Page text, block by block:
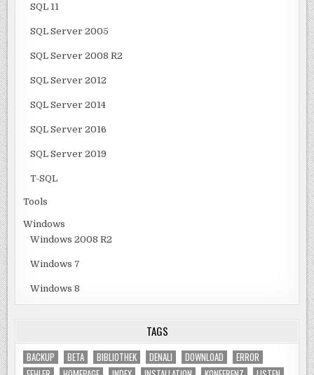
SQL 11
SQL Server 2005
SQL Server 2008 R2
SQL Server 2012
SQL Server 2014
SQL Server 2016
SQL Server 2019
T-SQL
Tools
Windows
Windows 2008 R2
Windows 7
Windows 8
TAGS
BACKUP BETA BIBLIOTHEK DENALI DOWNLOAD
ERROR